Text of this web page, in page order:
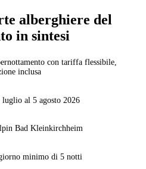
alberghiere del
in sintesi
con tariffa flessibile,
inclusa
luglio al 5 agosto 2026
Bad Kleinkirchheim
minimo di 5 notti